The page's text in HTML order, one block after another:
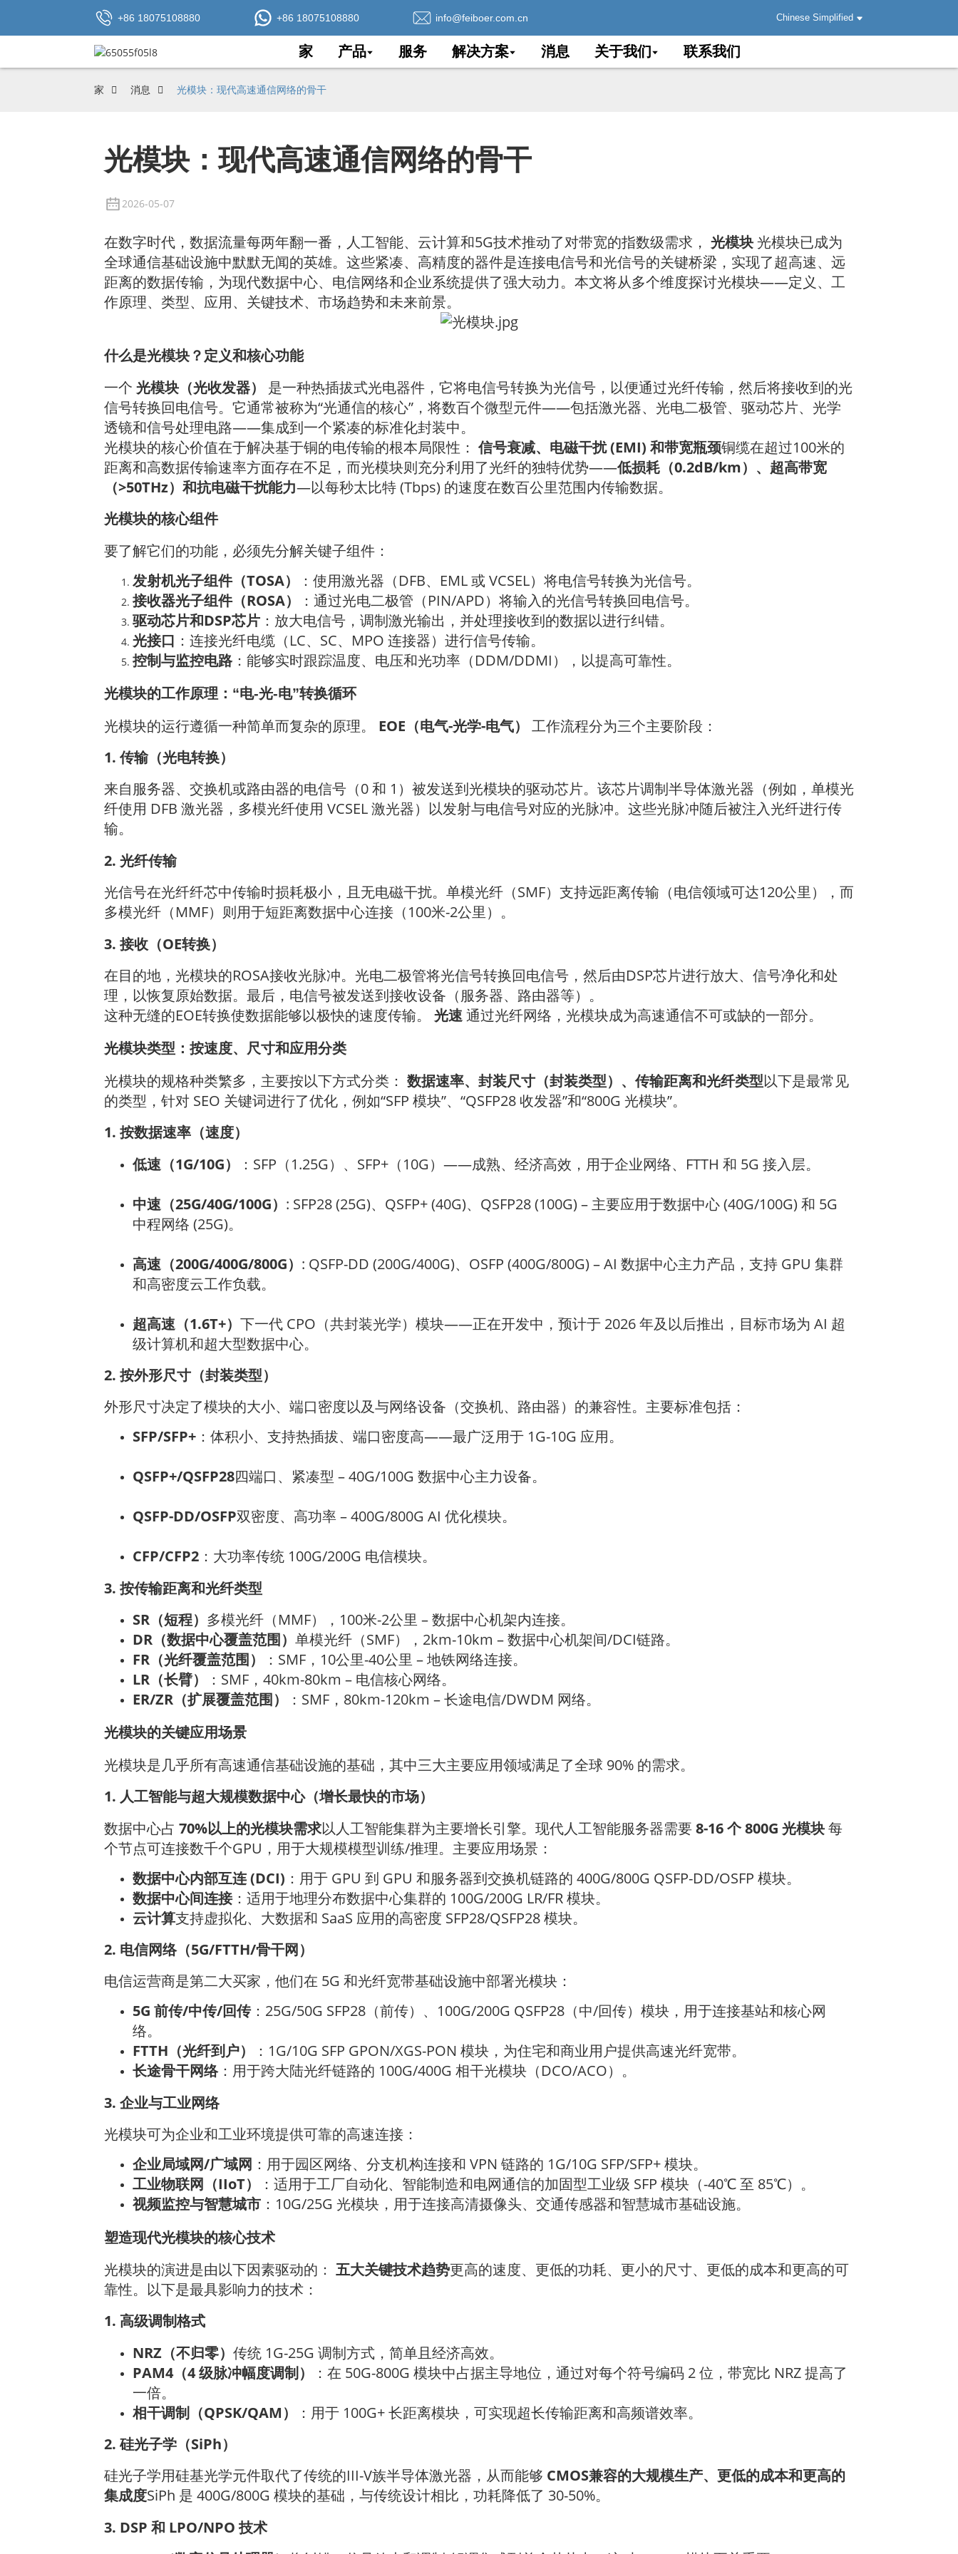
+86 18075108880 +86 18075108880 info@feiboer.com.cn Chinese Simplified
家 产品 服务 解决方案 消息 关于我们 联系我们
家 消息 光模块：现代高速通信网络的骨干
光模块：现代高速通信网络的骨干
2026-05-07
在数字时代，数据流量每两年翻一番，人工智能、云计算和5G技术推动了对带宽的指数级需求， 光模块光模块已成为
全球通信基础设施中默默无闻的英雄。这些紧凑、高精度的器件是连接电信号和光信号的关键桥梁，实现了超高速、远
距离的数据传输，为现代数据中心、电信网络和企业系统提供了强大动力。本文将从多个维度探讨光模块——定义、工
作原理、类型、应用、关键技术、市场趋势和未来前景。
什么是光模块？定义和核心功能
一个 光模块（光收发器）
是一种热插拔式光电器件，它将电信号转换为光信号，以便通过光纤传输，然后将接收到的光
信号转换回电信号。它通常被称为“光通信的核心”，将数百个微型元件——包括激光器、光电二极管、驱动芯片、光学
透镜和信号处理电路——集成到一个紧凑的标准化封装中。
光模块的核心价值在于解决基于铜的电传输的根本局限性： 信号衰减、电磁干扰 (EMI) 和带宽瓶颈铜缆在超过100米的
距离和高数据传输速率方面存在不足，而光模块则充分利用了光纤的独特优势——低损耗（0.2dB/km）、超高带宽
（>50THz）和抗电磁干扰能力—以每秒太比特 (Tbps) 的速度在数百公里范围内传输数据。
光模块的核心组件
要了解它们的功能，必须先分解关键子组件：
发射机光子组件（TOSA）
：使用激光器（DFB、EML 或 VCSEL）将电信号转换为光信号。
接收器光子组件（ROSA）
：通过光电二极管（PIN/APD）将输入的光信号转换回电信号。
驱动芯片和DSP芯片 ：放大电信号，调制激光输出，并处理接收到的数据以进行纠错。
光接口 ：连接光纤电缆（LC、SC、MPO 连接器）进行信号传输。
控制与监控电路：能够实时跟踪温度、电压和光功率（DDM/DDMI），以提高可靠性。
光模块的工作原理：“电-光-电”转换循环
光模块的运行遵循一种简单而复杂的原理。 EOE（电气-光学-电气）
工作流程分为三个主要阶段：
1. 传输（光电转换）
来自服务器、交换机或路由器的电信号（0 和 1）被发送到光模块的驱动芯片。该芯片调制半导体激光器（例如，单模光
纤使用 DFB 激光器，多模光纤使用 VCSEL 激光器）以发射与电信号对应的光脉冲。这些光脉冲随后被注入光纤进行传
输。
2. 光纤传输
光信号在光纤纤芯中传输时损耗极小，且无电磁干扰。单模光纤（SMF）支持远距离传输（电信领域可达120公里），而
多模光纤（MMF）则用于短距离数据中心连接（100米-2公里）。
3. 接收（OE转换）
在目的地，光模块的ROSA接收光脉冲。光电二极管将光信号转换回电信号，然后由DSP芯片进行放大、信号净化和处
理，以恢复原始数据。最后，电信号被发送到接收设备（服务器、路由器等）。
这种无缝的EOE转换使数据能够以极快的速度传输。 光速通过光纤网络，光模块成为高速通信不可或缺的一部分。
光模块类型：按速度、尺寸和应用分类
光模块的规格种类繁多，主要按以下方式分类： 数据速率、封装尺寸（封装类型）、传输距离和光纤类型以下是最常见
的类型，针对 SEO 关键词进行了优化，例如“SFP 模块”、“QSFP28 收发器”和“800G 光模块”。
1. 按数据速率（速度）
低速（1G/10G）
：SFP（1.25G）、SFP+（10G）——成熟、经济高效，用于企业网络、FTTH 和 5G 接入层。
中速（25G/40G/100G） : SFP28 (25G)、QSFP+ (40G)、QSFP28 (100G) – 主要应用于数据中心 (40G/100G) 和 5G
中程网络 (25G)。
高速（200G/400G/800G） : QSFP-DD (200G/400G)、OSFP (400G/800G) – AI 数据中心主力产品，支持 GPU 集群
和高密度云工作负载。
超高速（1.6T+） 下一代 CPO（共封装光学）模块——正在开发中，预计于 2026 年及以后推出，目标市场为 AI 超
级计算机和超大型数据中心。
2. 按外形尺寸（封装类型）
外形尺寸决定了模块的大小、端口密度以及与网络设备（交换机、路由器）的兼容性。主要标准包括：
SFP/SFP+ ：体积小、支持热插拔、端口密度高——最广泛用于 1G-10G 应用。
QSFP+/QSFP28四端口、紧凑型 – 40G/100G 数据中心主力设备。
QSFP-DD/OSFP双密度、高功率 – 400G/800G AI 优化模块。
CFP/CFP2 ：大功率传统 100G/200G 电信模块。
3. 按传输距离和光纤类型
SR（短程） 多模光纤（MMF），100米-2公里 – 数据中心机架内连接。
DR（数据中心覆盖范围） 单模光纤（SMF），2km-10km – 数据中心机架间/DCI链路。
FR（光纤覆盖范围）
：SMF，10公里-40公里 – 地铁网络连接。
LR（长臂）
：SMF，40km-80km – 电信核心网络。
ER/ZR（扩展覆盖范围）
：SMF，80km-120km – 长途电信/DWDM 网络。
光模块的关键应用场景
光模块是几乎所有高速通信基础设施的基础，其中三大主要应用领域满足了全球 90% 的需求。
1. 人工智能与超大规模数据中心（增长最快的市场）
数据中心占 70%以上的光模块需求以人工智能集群为主要增长引擎。现代人工智能服务器需要8-16 个 800G 光模块每
个节点可连接数千个GPU，用于大规模模型训练/推理。主要应用场景：
数据中心内部互连 (DCI) ：用于 GPU 到 GPU 和服务器到交换机链路的 400G/800G QSFP-DD/OSFP 模块。
数据中心间连接：适用于地理分布数据中心集群的 100G/200G LR/FR 模块。
云计算支持虚拟化、大数据和 SaaS 应用的高密度 SFP28/QSFP28 模块。
2. 电信网络（5G/FTTH/骨干网）
电信运营商是第二大买家，他们在 5G 和光纤宽带基础设施中部署光模块：
5G 前传/中传/回传：25G/50G SFP28（前传）、100G/200G QSFP28（中/回传）模块，用于连接基站和核心网
络。
FTTH（光纤到户）
：1G/10G SFP GPON/XGS-PON 模块，为住宅和商业用户提供高速光纤宽带。
长途骨干网络：用于跨大陆光纤链路的 100G/400G 相干光模块（DCO/ACO）。
3. 企业与工业网络
光模块可为企业和工业环境提供可靠的高速连接：
企业局域网/广域网 ：用于园区网络、分支机构连接和 VPN 链路的 1G/10G SFP/SFP+ 模块。
工业物联网（IIoT）
：适用于工厂自动化、智能制造和电网通信的加固型工业级 SFP 模块（-40℃ 至 85℃）。
视频监控与智慧城市 ：10G/25G 光模块，用于连接高清摄像头、交通传感器和智慧城市基础设施。
塑造现代光模块的核心技术
光模块的演进是由以下因素驱动的： 五大关键技术趋势更高的速度、更低的功耗、更小的尺寸、更低的成本和更高的可
靠性。以下是最具影响力的技术：
1. 高级调制格式
NRZ（不归零） 传统 1G-25G 调制方式，简单且经济高效。
PAM4（4 级脉冲幅度调制）
：在 50G-800G 模块中占据主导地位，通过对每个符号编码 2 位，带宽比 NRZ 提高了
一倍。
相干调制（QPSK/QAM）
：用于 100G+ 长距离模块，可实现超长传输距离和高频谱效率。
2. 硅光子学（SiPh）
硅光子学用硅基光学元件取代了传统的III-V族半导体激光器，从而能够 CMOS兼容的大规模生产、更低的成本和更高的
集成度SiPh 是 400G/800G 模块的基础，与传统设计相比，功耗降低了 30-50%。
3. DSP 和 LPO/NPO 技术